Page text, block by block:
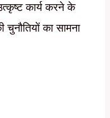
कार्य करने के
का सामना